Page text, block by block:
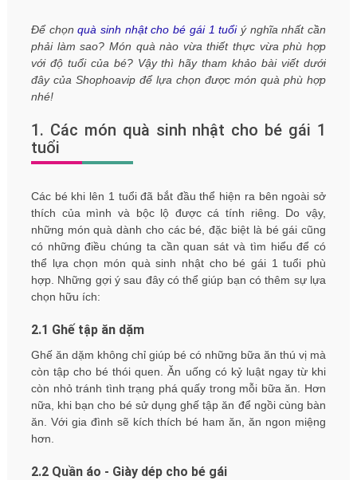
Để chọnquà sinh nhật cho bé gái 1 tuổiý nghĩa nhất cần
phải làm sao? Món quà nào vừa thiết thực vừa phù hợp
với độ tuổi của bé? Vậy thì hãy tham khảo bài viết dưới
đây của Shophoavip để lựa chọn được món quà phù hợp
nhé!
1. Các món quà sinh nhật cho bé gái 1
tuổi
Các bé khi lên 1 tuổi đã bắt đầu thể hiện ra bên ngoài sở
thích của mình và bộc lộ được cá tính riêng. Do vậy,
những món quà dành cho các bé, đặc biệt là bé gái cũng
có những điều chúng ta cần quan sát và tìm hiểu để có
thể lựa chọn món quà sinh nhật cho bé gái 1 tuổi phù
hợp. Những gợi ý sau đây có thể giúp bạn có thêm sự lựa
chọn hữu ích:
2.1 Ghế tập ăn dặm
Ghế ăn dặm không chỉ giúp bé có những bữa ăn thú vị mà
còn tập cho bé thói quen. Ăn uống có kỷ luật ngay từ khi
còn nhỏ tránh tình trạng phá quấy trong mỗi bữa ăn. Hơn
nữa, khi bạn cho bé sử dụng ghế tập ăn để ngồi cùng bàn
ăn. Với gia đình sẽ kích thích bé ham ăn, ăn ngon miệng
hơn.
2.2 Quần áo - Giày dép cho bé gái